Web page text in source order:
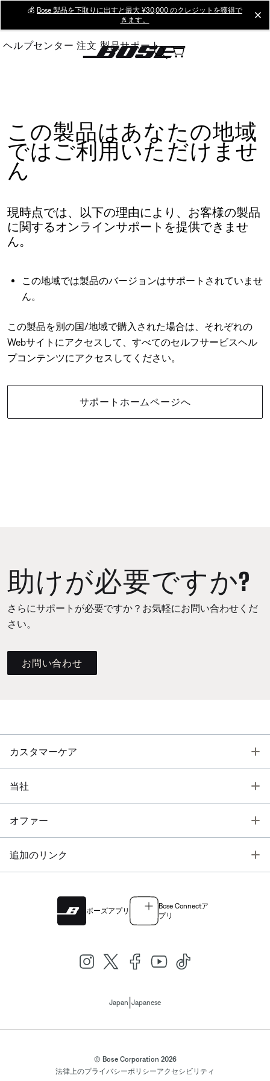
Main
💰 Bose 製品を下取りに出すと最大 ¥30,000 のクレジットを獲得で
きます。
ヘルプセンター 注文 製品サポート
この製品はあなたの地域
ではご利用いただけませ
ん
現時点では、以下の理由により、お客様の製品
に関するオンラインサポートを提供できませ
ん。
この地域では製品のバージョンはサポートされていませ
ん。
この製品を別の国/地域で購入された場合は、それぞれの
Webサイトにアクセスして、すべてのセルフサービスヘル
プコンテンツにアクセスしてください。
サポートホームページへ
助けが必要ですか?
さらにサポートが必要ですか？お気軽にお問い合わせくだ
さい。
お問い合わせ
カスタマーケア
当社
オファー
追加のリンク
ボーズアプリ
Bose Connectア
プリ
Japan Japanese
© Bose Corporation 2026
法律上のプライバシーポリシーアクセシビリティ